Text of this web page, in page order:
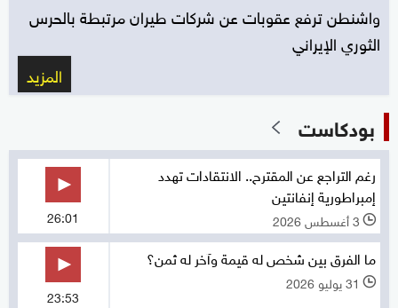
واشنطن ترفع عقوبات عن شركات طيران مرتبطة بالحرس
الثوري الإيراني
المزيد
بودكاست
رغم التراجع عن المقترح.. الانتقادات تهدد
إمبراطورية إنفانتين
l 3 أغسطس 2026 26:01
ما الفرق بين شخص له قيمة وآخر له ثمن؟
l 31 يوليو 2026
23:53